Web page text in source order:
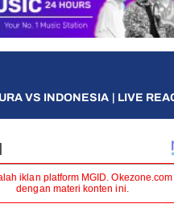
VS INDONESIA | LIVE